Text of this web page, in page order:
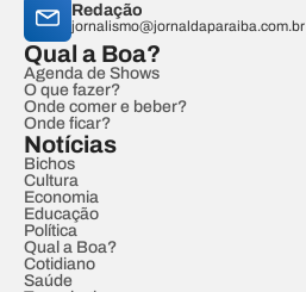
Redação
jornalismo@jornaldaparaiba.com.br
Qual a Boa?
Agenda de Shows
O que fazer?
Onde comer e beber?
Onde ficar?
Notícias
Bichos
Cultura
Economia
Educação
Política
Qual a Boa?
Cotidiano
Saúde